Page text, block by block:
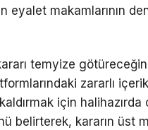
eyalet makamlarının
temyize götüreceğini
zararlı
için halihazırda
belirterek, kararın üst